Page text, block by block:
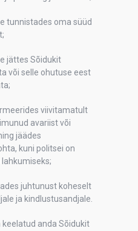
tunnistades oma süüd
jättes Sõidukit
või selle ohutuse eest
viivitamatult
avariist või
jäädes
kuni politsei on
juhtunust koheselt
ja kindlustusandjale.
keelatud anda Sõidukit